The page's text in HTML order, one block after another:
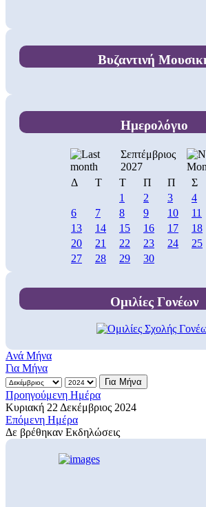
Βυζαντινή
Ημερολόγιο
Σεπτέμβριος
2027
Δ
Τ Τ Π Π Σ
1
2 3 4
6
7 8 9 10 11
13
14 15 16 17 18
20
21 22 23 24 25
27
28 29 30
Ομιλίες Γονέων
Ανά Μήνα
Για Μήνα
Για Μήνα
Προηγούμενη Ημέρα
Κυριακή 22 Δεκέμβριος 2024
Επόμενη Ημέρα
Δε βρέθηκαν Εκδηλώσεις